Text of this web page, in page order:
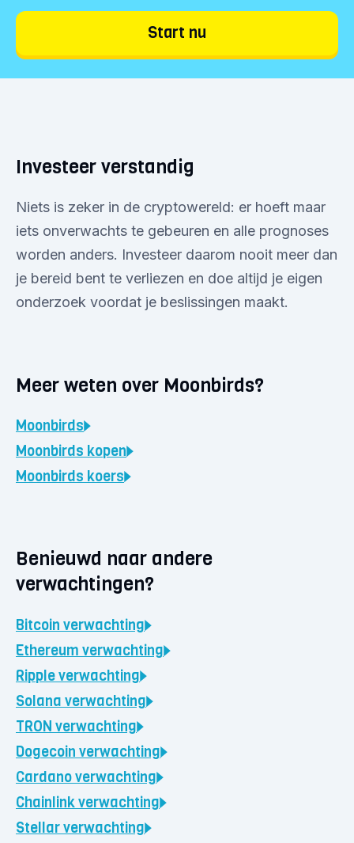
Start nu
Investeer verstandig
Niets is zeker in de cryptowereld: er hoeft maar
iets onverwachts te gebeuren en alle prognoses
worden anders. Investeer daarom nooit meer dan
je bereid bent te verliezen en doe altijd je eigen
onderzoek voordat je beslissingen maakt.
Meer weten over Moonbirds?
Moonbirds
Moonbirds kopen
Moonbirds koers
Benieuwd naar andere
verwachtingen?
Bitcoin verwachting
Ethereum verwachting
Rippleverwachting
Solana verwachting
TRON verwachting
Dogecoin verwachting
Cardanoverwachting
Chainlinkverwachting
Stellarverwachting